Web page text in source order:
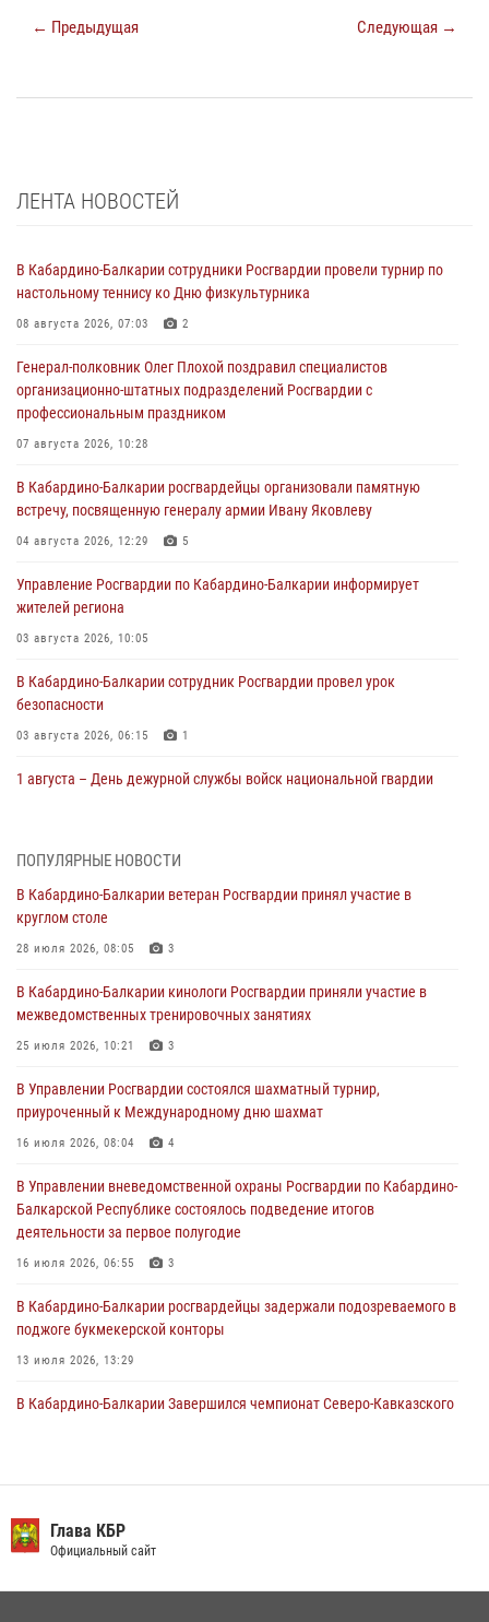
← Предыдущая Следующая →
ЛЕНТА НОВОСТЕЙ
В Кабардино-Балкарии сотрудники Росгвардии провели турнир по
настольному теннису ко Дню физкультурника
08 августа 2026, 07:03 2
Генерал-полковник Олег Плохой поздравил специалистов
организационно-штатных подразделений Росгвардии с
профессиональным праздником
07 августа 2026, 10:28
В Кабардино-Балкарии росгвардейцы организовали памятную
встречу, посвященную генералу армии Ивану Яковлеву
04 августа 2026, 12:29 5
Управление Росгвардии по Кабардино-Балкарии информирует
жителей региона
03 августа 2026, 10:05
В Кабардино‑Балкарии сотрудник Росгвардии провел урок
безопасности
03 августа 2026, 06:15 1
1 августа – День дежурной службы войск национальной гвардии
мировой войне 1914-1918 годов
01 августа 2026, 07:30
поздравил специалистов подразделений тыла с профессиональным
праздником
01 августа 2026, 00:10
Росгвардия обеспечивает безопасность граждан на южном
направлении
31 июля 2026, 09:22
Состоялась рабочая встреча директора Росгвардии Героя России
генерала армии Виктора Золотова с заместителем полномочного
представителя Президента Российской Федерации в Северо-
Кавказском федеральном округе Виталием Кузнецовым
ПОПУЛЯРНЫЕ НОВОСТИ
В Кабардино-Балкарии ветеран Росгвардии принял участие в
круглом столе
28 июля 2026, 08:05 3
В Кабардино-Балкарии кинологи Росгвардии приняли участие в
межведомственных тренировочных занятиях
25 июля 2026, 10:21 3
В Управлении Росгвардии состоялся шахматный турнир,
приуроченный к Международному дню шахмат
16 июля 2026, 08:04 4
В Управлении вневедомственной охраны Росгвардии по Кабардино-
Балкарской Республике состоялось подведение итогов
деятельности за первое полугодие
16 июля 2026, 06:55 3
В Кабардино-Балкарии росгвардейцы задержали подозреваемого в
поджоге букмекерской конторы
13 июля 2026, 13:29
В Кабардино-Балкарии Завершился чемпионат Северо-Кавказского
округе Росгвардии
09 июля 2026, 08:36
​ ОФИЦЕР РОСГВАРДИИ ВЫСТУПИЛ В ЭФИРЕ ВЕДОМСТВЕННОЙ
Глава КБР
Официальный сайт